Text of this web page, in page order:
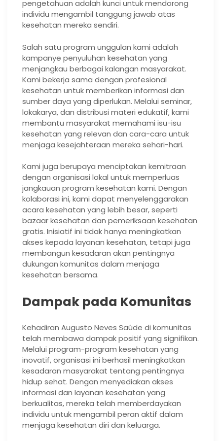
pengetahuan adalah kunci untuk mendorong
individu mengambil tanggung jawab atas
kesehatan mereka sendiri.
Salah satu program unggulan kami adalah
kampanye penyuluhan kesehatan yang
menjangkau berbagai kalangan masyarakat.
Kami bekerja sama dengan profesional
kesehatan untuk memberikan informasi dan
sumber daya yang diperlukan. Melalui seminar,
lokakarya, dan distribusi materi edukatif, kami
membantu masyarakat memahami isu-isu
kesehatan yang relevan dan cara-cara untuk
menjaga kesejahteraan mereka sehari-hari.
Kami juga berupaya menciptakan kemitraan
dengan organisasi lokal untuk memperluas
jangkauan program kesehatan kami. Dengan
kolaborasi ini, kami dapat menyelenggarakan
acara kesehatan yang lebih besar, seperti
bazaar kesehatan dan pemeriksaan kesehatan
gratis. Inisiatif ini tidak hanya meningkatkan
akses kepada layanan kesehatan, tetapi juga
membangun kesadaran akan pentingnya
dukungan komunitas dalam menjaga
kesehatan bersama.
Dampak pada Komunitas
Kehadiran Augusto Neves Saúde di komunitas
telah membawa dampak positif yang signifikan.
Melalui program-program kesehatan yang
inovatif, organisasi ini berhasil meningkatkan
kesadaran masyarakat tentang pentingnya
hidup sehat. Dengan menyediakan akses
informasi dan layanan kesehatan yang
berkualitas, mereka telah memberdayakan
individu untuk mengambil peran aktif dalam
menjaga kesehatan diri dan keluarga.